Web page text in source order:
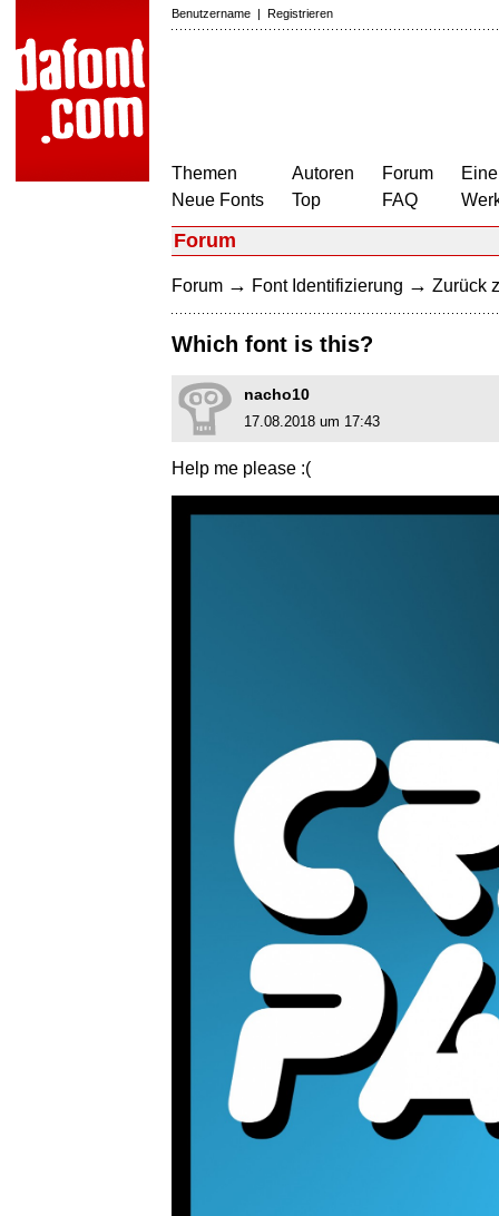
Benutzername | Registrieren
Themen
Neue Fonts
Autoren
Top
Forum
FAQ
Forum
Forum → Font Identifizierung → Zurück
Which font is this?
nacho10
17.08.2018 um 17:43
Help me please :(